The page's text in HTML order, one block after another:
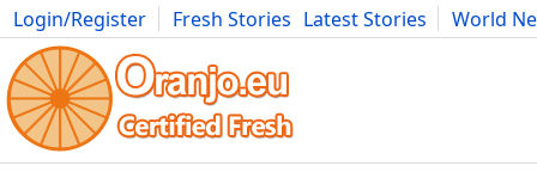
Login/Register Fresh Stories Latest Stories
World
Movies Anime Music Art Cars Advice Science